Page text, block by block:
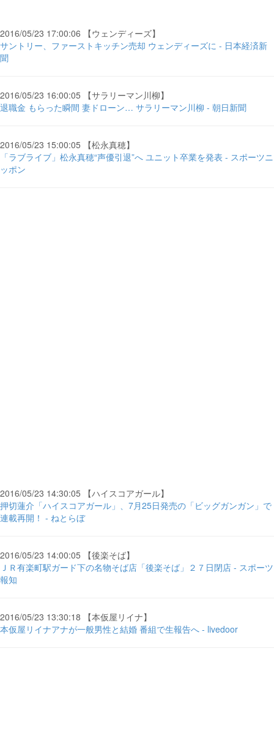
2016/05/23 17:00:06 【ウェンディーズ】
サントリー、ファーストキッチン売却 ウェンディーズに - 日本経済新
聞
2016/05/23 16:00:05 【サラリーマン川柳】
退職金 もらった瞬間 妻ドローン… サラリーマン川柳 - 朝日新聞
2016/05/23 15:00:05 【松永真穂】
「ラブライブ」松永真穂“声優引退”へ ユニット卒業を発表 - スポーツニ
ッポン
2016/05/23 14:30:05 【ハイスコアガール】
押切蓮介「ハイスコアガール」、7月25日発売の「ビッグガンガン」で
連載再開！ - ねとらぼ
2016/05/23 14:00:05 【後楽そば】
ＪＲ有楽町駅ガード下の名物そば店「後楽そば」２７日閉店 - スポーツ
報知
2016/05/23 13:30:18 【本仮屋リイナ】
本仮屋リイナアナが一般男性と結婚 番組で生報告へ - livedoor